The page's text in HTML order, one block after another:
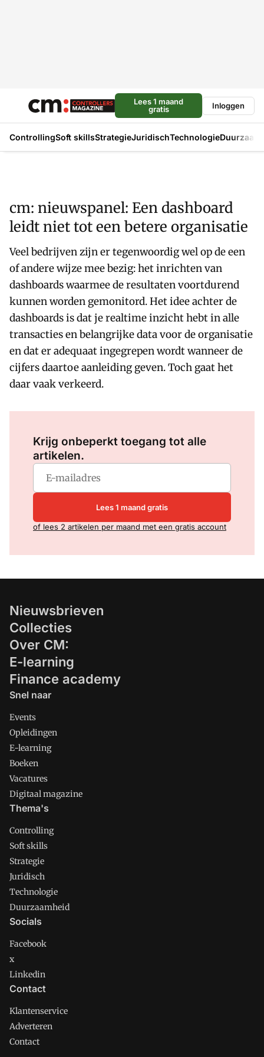
Lees 1 maand
gratis
Inloggen
ControllingSoft skillsStrategieJuridischTechnologie
cm: nieuwspanel: Een dashboard
leidt niet tot een betere organisatie
Veel bedrijven zijn er tegenwoordig wel op de een
of andere wijze mee bezig: het inrichten van
dashboards waarmee de resultaten voortdurend
kunnen worden gemonitord. Het idee achter de
dashboards is dat je realtime inzicht hebt in alle
transacties en belangrijke data voor de organisatie
en dat er adequaat ingegrepen wordt wanneer de
cijfers daartoe aanleiding geven. Toch gaat het
daar vaak verkeerd.
Krijg onbeperkt toegang tot alle
artikelen.
Lees 1 maand gratis
of lees 2 artikelen per maand met een gratis account
Nieuwsbrieven
Collecties
Over CM:
E-learning
Finance academy
Snel naar
Events
Opleidingen
E-learning
Boeken
Vacatures
Digitaal magazine
Thema's
Controlling
Soft skills
Strategie
Juridisch
Technologie
Duurzaamheid
Socials
Facebook
x
Linkedin
Contact
Klantenservice
Adverteren
Contact